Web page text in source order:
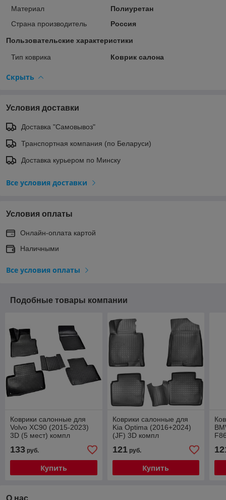
Материал
Полиуретан
Страна производитель
Россия
Пользовательские характеристики
Тип коврика Коврик салона
Скрыть
Условия доставки
Доставка "Самовывоз"
Транспортная компания (по Беларуси)
Доставка курьером по Минску
Все условия доставки
Условия оплаты
Онлайн-оплата картой
Наличными
Все условия оплаты
Подобные товары компании
Коврики салонные для
Volvo XC90 (2015-2023)
3D (5 мест) компл
133 руб.
Купить
Коврики салонные для
Kia Optima (2016+2024)
(JF) 3D компл
121руб.
Купить